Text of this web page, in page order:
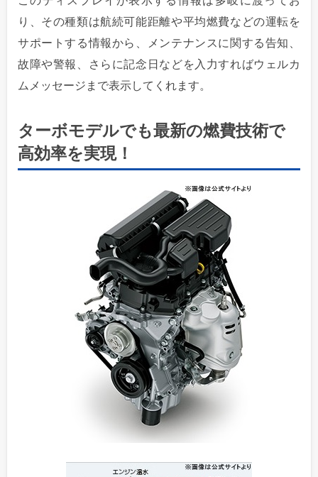
り、その種類は航続可能距離や平均燃費などの運転を
サポートする情報から、メンテナンスに関する告知、
故障や警報、さらに記念日などを入力すればウェルカ
ムメッセージまで表示してくれます。
ターボモデルでも最新の燃費技術で
高効率を実現！